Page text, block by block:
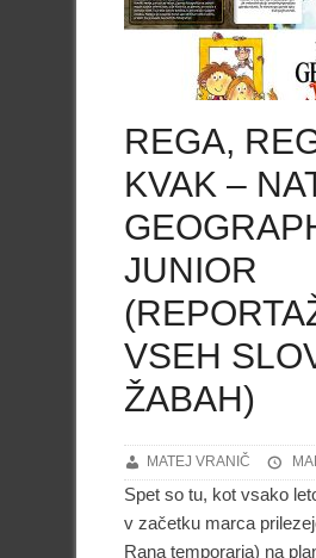
REGA,
KVAK –
JUNIOR
VSEH
ŽABAH)
MATEJ VRANIČ
Spet so tu, kot vsako
v začetku marca
Rana temporaria) na